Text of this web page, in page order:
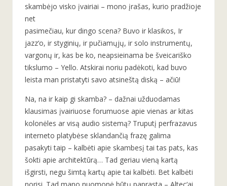
skambėjo visko įvairiai – mono įrašas, kurio pradžioje
net
pasimečiau, kur dingo scena? Buvo ir klasikos, Ir
jazz‘o, ir styginių, ir pučiamųjų, ir solo instrumentų,
vargonų ir, kas be ko, neapsieinama be šveicariško
tikslumo – Yello. Atskirai noriu padėkoti, kad buvo
leista man pristatyti savo atsineštą diską – ačiū!
Na, na ir kaip gi skamba? – dažnai užduodamas
klausimas įvairiuose forumuose apie vienas ar kitas
kolonėles ar visą audio sistemą? Truputį perfrazavus
interneto platybėse sklandančią frazę galima
pasakyti taip – kalbėti apie skambesį tai tas pats, kas
šokti apie architektūrą… Tad geriau vieną kartą
išgirsti, negu šimtą kartų apie tai kalbėti. Bet kalbėti